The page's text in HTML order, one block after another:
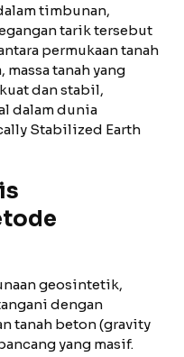
timbunan,
tarik tersebut
permukaan tanah
tanah yang
dan stabil,
dalam dunia
Stabilized Earth
geosintetik,
dengan
tanah beton (gravity
yang masif.